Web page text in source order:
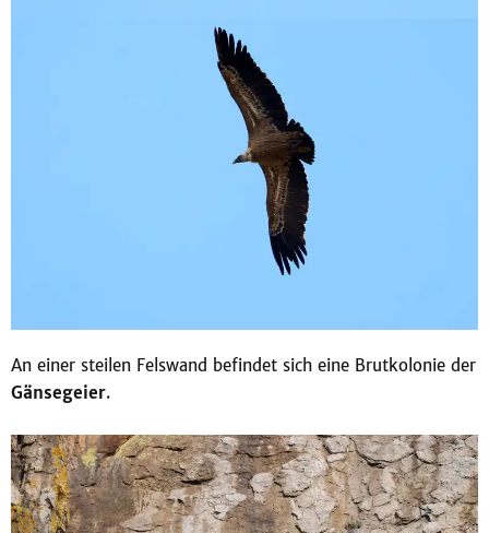
An einer steilen Felswand befindet sich eine Brutkolonie der
Gänsegeier.